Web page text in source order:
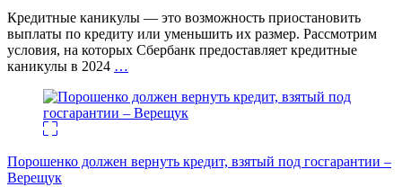
Кредитные каникулы — это возможность приостановить
выплаты по кредиту или уменьшить их размер. Рассмотрим
условия, на которых Сбербанк предоставляет кредитные
каникулы в 2024 …
Порошенко должен вернуть кредит, взятый под госгарантии –
Верещук